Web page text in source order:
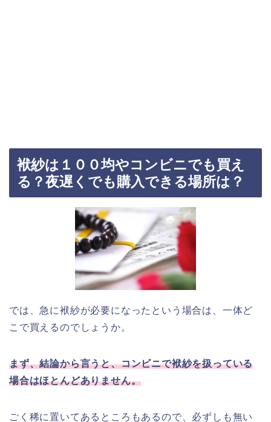
袱紗は１００均やコンビニでも買え
る？夜遅くでも購入できる場所は？
では、急に袱紗が必要になったという場合は、一体ど
こで買えるのでしょうか。
まず、結論から言うと、コンビニで袱紗を扱っている
場合はほとんどありません。
ごく稀に置いてあるところもあるので、必ずしも無い